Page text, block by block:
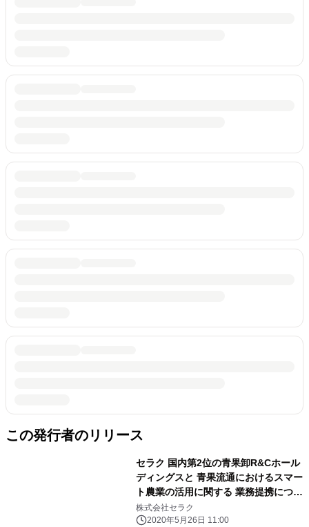
この発行者のリリース
セラク 国内第2位の青果卸R&Cホール
ディングスと 青果流通におけるスマー
ト農業の活用に関する 業務提携につい
て合意
株式会社セラク
2020年5月26日 11:00